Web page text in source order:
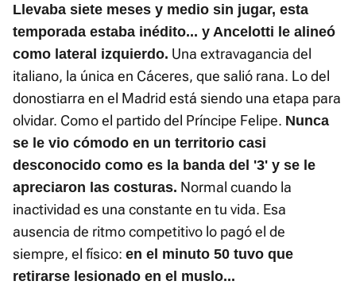
Llevaba siete meses y medio sin jugar, esta
temporada estaba inédito... y Ancelotti le alineó
como lateral izquierdo. Una extravagancia del
italiano, la única en Cáceres, que salió rana. Lo del
donostiarra en el Madrid está siendo una etapa para
olvidar. Como el partido del Príncipe Felipe. Nunca
se le vio cómodo en un territorio casi
desconocido como es la banda del '3' y se le
apreciaron las costuras. Normal cuando la
inactividad es una constante en tu vida. Esa
ausencia de ritmo competitivo lo pagó el de
siempre, el físico: en el minuto 50 tuvo que
retirarse lesionado en el muslo...